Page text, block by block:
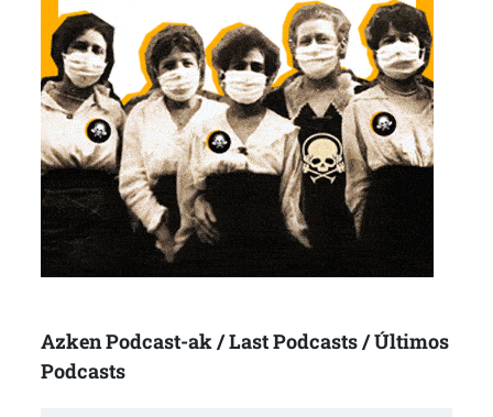
Azken Podcast-ak / Last Podcasts / Últimos
Podcasts